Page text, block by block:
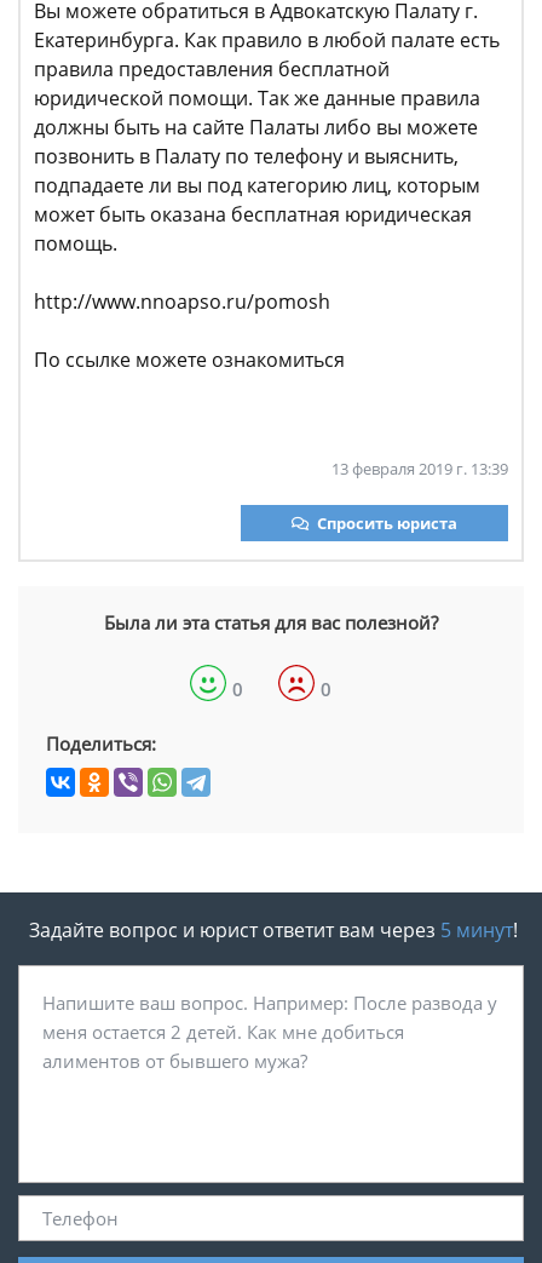
Вы можете обратиться в Адвокатскую Палату г.
Екатеринбурга. Как правило в любой палате есть
правила предоставления бесплатной
юридической помощи. Так же данные правила
должны быть на сайте Палаты либо вы можете
позвонить в Палату по телефону и выяснить,
подпадаете ли вы под категорию лиц, которым
может быть оказана бесплатная юридическая
помощь.
http://www.nnoapso.ru/pomosh
По ссылке можете ознакомиться
13 февраля 2019 г. 13:39
Спросить юриста
Была ли эта статья для вас полезной?
0 0
Поделиться:
Задайте вопрос и юрист ответит вам через 5 минут!